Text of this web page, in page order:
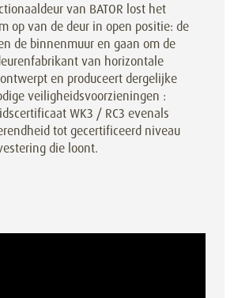
van BATOR lost het
op van de deur in open positie: de
de binnenmuur en gaan om de
van horizontale
en produceert dergelijke
veiligheidsvoorzieningen :
WK3 / RC3 evenals
tot gecertificeerd niveau
die loont.